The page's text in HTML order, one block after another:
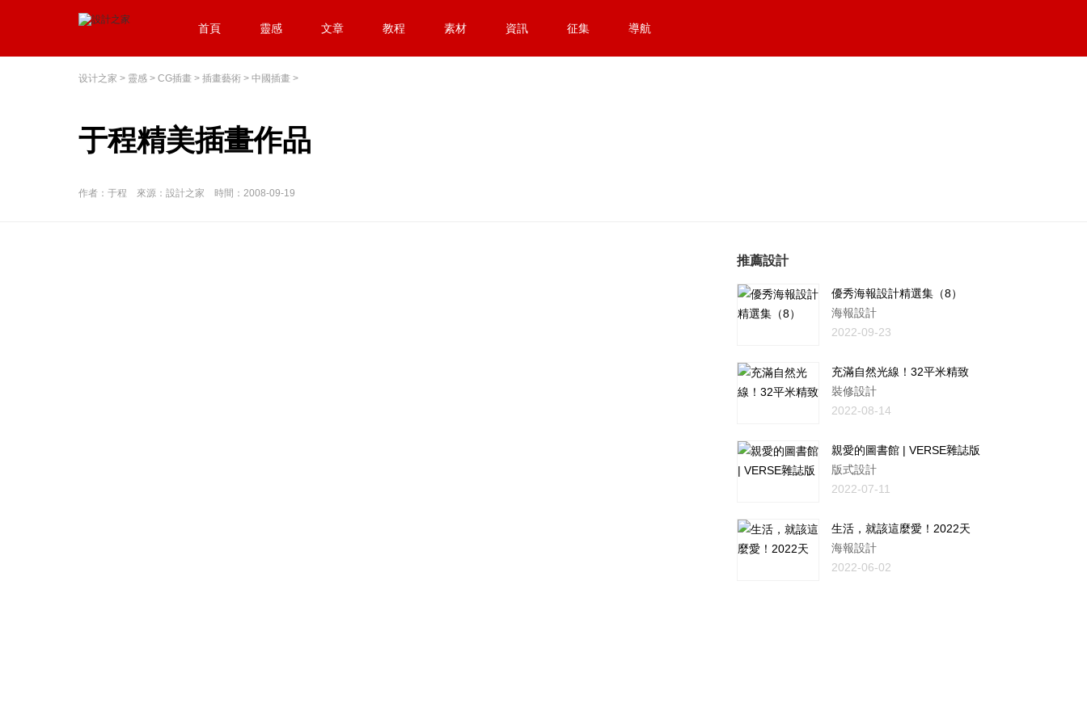
首頁 靈感 文章 教程 素材 資訊 征集 導航
设计之家 > 靈感 > CG插畫 > 插畫藝術 > 中國插畫 >
于程精美插畫作品
作者：于程 來源：設計之家 時間：2008-09-19
推薦設計
優秀海報設計精選集（8）
海報設計
2022-09-23
充滿自然光線！32平米精致
裝修設計
2022-08-14
親愛的圖書館 | VERSE雜誌版
版式設計
2022-07-11
生活，就該這麼愛！2022天
海報設計
2022-06-02